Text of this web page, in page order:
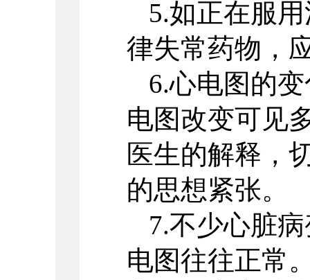
5.如正在服
律失常药物，
6.心电图的
电图改变可见
医生的解释，
的思想紧张。
7.不少心脏
电图往往正常